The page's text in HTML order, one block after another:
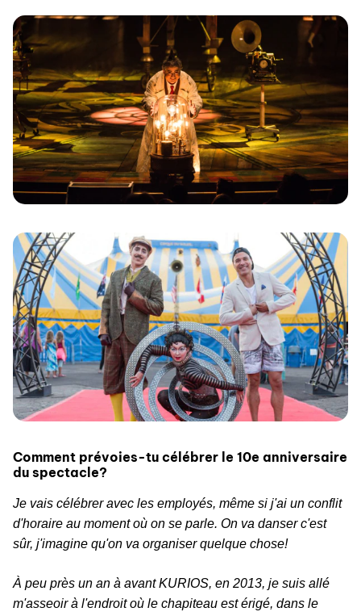
Comment prévoies-tu célébrer le 10e anniversaire
du spectacle?
Je vais célébrer avec les employés, même si j'ai un conflit
d'horaire au moment où on se parle. On va danser c'est
sûr, j'imagine qu'on va organiser quelque chose!
À peu près un an à avant KURIOS, en 2013, je suis allé
m'asseoir à l'endroit où le chapiteau est érigé, dans le